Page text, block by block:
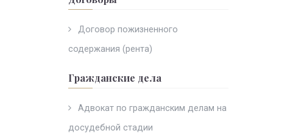
Договор пожизненного
содержания (рента)
Гражданские дела
Адвокат по гражданским делам на
досудебной стадии